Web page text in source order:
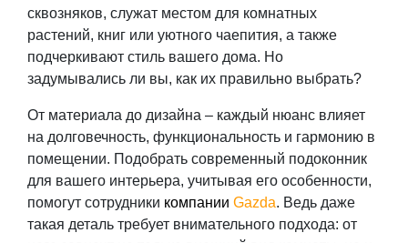
сквозняков, служат местом для комнатных
растений, книг или уютного чаепития, а также
подчеркивают стиль вашего дома. Но
задумывались ли вы, как их правильно выбрать?
От материала до дизайна – каждый нюанс влияет
на долговечность, функциональность и гармонию в
помещении. Подобрать современный подоконник
для вашего интерьера, учитывая его особенности,
помогут сотрудники компании Gazda. Ведь даже
такая деталь требует внимательного подхода: от